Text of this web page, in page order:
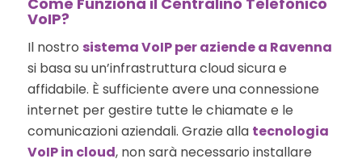
VoIP?
Il nostro sistema VoIP per aziende a Ravenna
si basa su un’infrastruttura cloud sicura e
affidabile. È sufficiente avere una connessione
internet per gestire tutte le chiamate e le
comunicazioni aziendali. Grazie alla tecnologia
VoIP in cloud, non sarà necessario installare